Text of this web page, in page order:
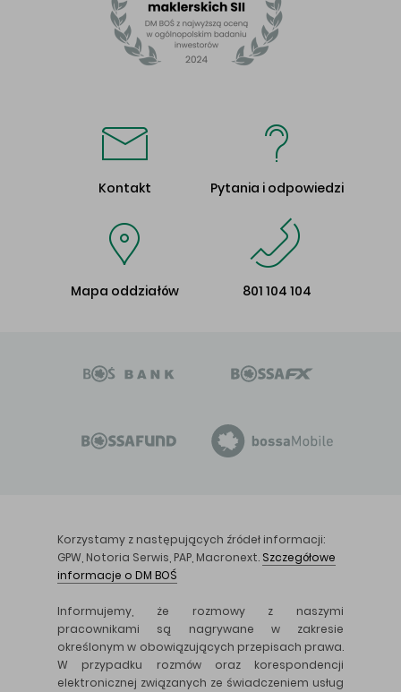
Kontakt Pytania i odpowiedzi
Mapa oddziałów 801 104 104
Korzystamy z następujących źródeł informacji:
GPW, Notoria Serwis, PAP, Macronext. Szczegółowe
informacje o DM BOŚ
Informujemy, że rozmowy z naszymi
pracownikami są nagrywane w zakresie
określonym w obowiązujących przepisach prawa.
W przypadku rozmów oraz korespondencji
elektronicznej związanych ze świadczeniem usług